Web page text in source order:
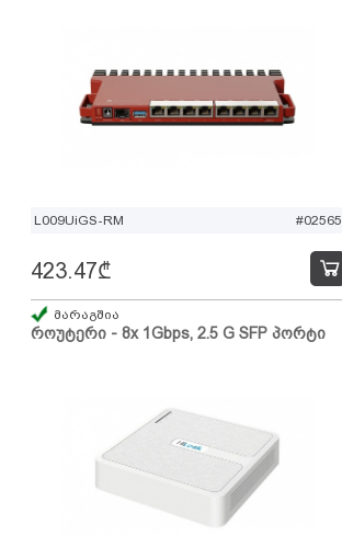
L009UiGS-RM #02565
როუტერი - 8x 1Gbps, 2.5 G SFP პორტი
423.47₾
მარაგშია